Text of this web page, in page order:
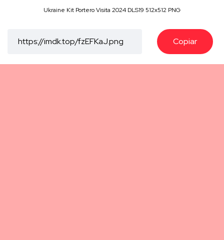
Ukraine Kit Portero Visita 2024 DLS19 512x512 PNG
Copiar